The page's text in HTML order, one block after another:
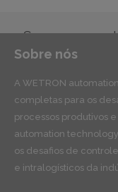
Sorry, no
Sobre nós
A WETRON
completas para os
processos produtivos
automation
os desafios de
e intralogísticos da